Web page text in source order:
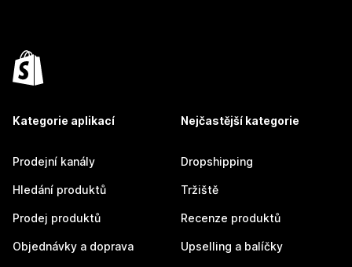
Kategorie aplikací
Prodejní kanály
Hledání produktů
Prodej produktů
Objednávky a doprava
Nejčastější kategorie
Dropshipping
Tržiště
Recenze produktů
Upselling a balíčky